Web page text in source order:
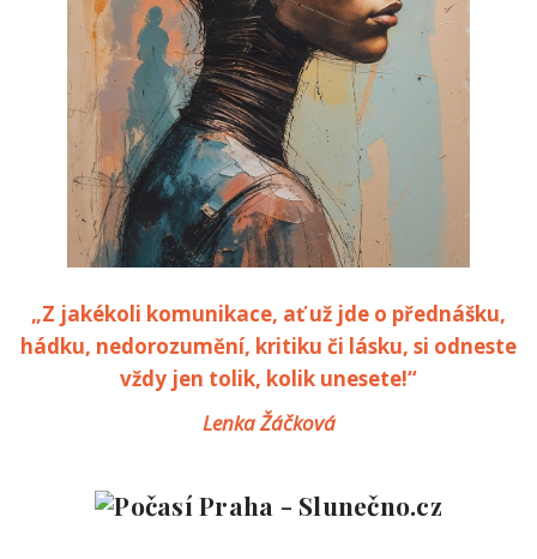
„Z jakékoli komunikace, ať už jde o přednášku,
hádku, nedorozumění, kritiku či lásku, si odneste
vždy jen tolik, kolik unesete!“
Lenka Žáčková